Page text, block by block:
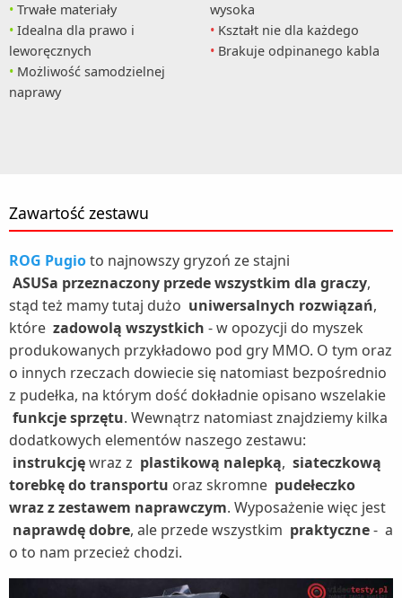
Trwałe materiały
Idealna dla prawo i
leworęcznych
Możliwość samodzielnej
naprawy
wysoka
Kształt nie dla każdego
Brakuje odpinanego kabla
Zawartość zestawu
ROG Pugioto najnowszy gryzoń ze stajni
ASUSa przeznaczony przede wszystkim dla graczy,
stąd też mamy tutaj dużo uniwersalnych rozwiązań,
które zadowolą wszystkich - w opozycji do myszek
produkowanych przykładowo pod gry MMO. O tym oraz
o innych rzeczach dowiecie się natomiast bezpośrednio
z pudełka, na którym dość dokładnie opisano wszelakie
funkcje sprzętu. Wewnątrz natomiast znajdziemy kilka
dodatkowych elementów naszego zestawu:
instrukcjęwraz z plastikową nalepką, siateczkową
torebkę do transportu oraz skromne pudełeczko
wraz z zestawem naprawczym. Wyposażenie więc jest
naprawdę dobre, ale przede wszystkim praktyczne- a
o to nam przecież chodzi.